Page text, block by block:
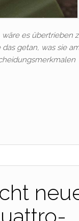
es übertrieben
getan, was sie